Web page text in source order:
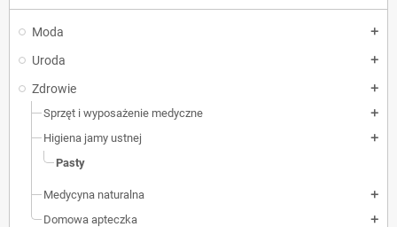
Moda add
Uroda add
Zdrowie add
Sprzęt i wyposażenie medyczne add
Higiena jamy ustnej add
Pasty
Medycyna naturalna add
Domowa apteczka add